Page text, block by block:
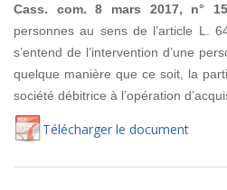
Cass. com. 8 mars 2017, n°
personnes au sens de l’article L.
s’entend de l’intervention d’une
quelque manière que ce soit, la
société débitrice à l’opération
Télécharger le document